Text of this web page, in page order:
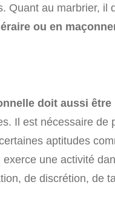
Quant au marbrier, il
ou en
doit aussi être
Il est nécessaire de
aptitudes
une activité
de discrétion, de